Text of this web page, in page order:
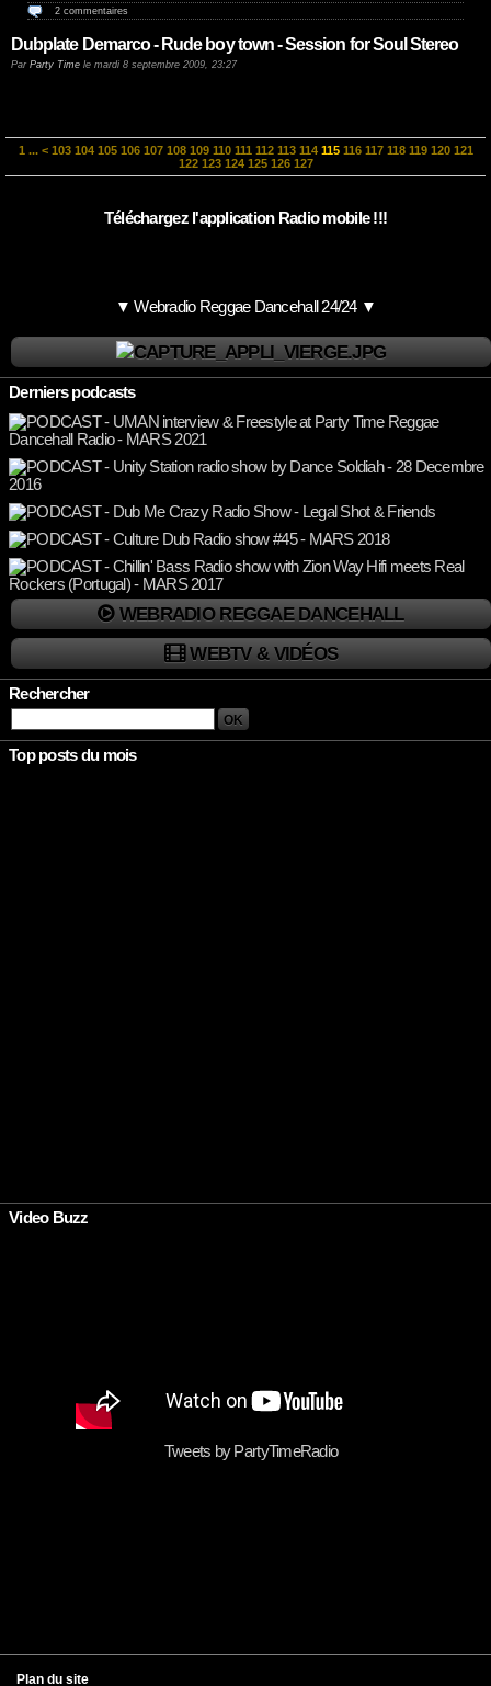
2 commentaires
Dubplate Demarco - Rude boy town - Session for Soul Stereo
Par Party Time le mardi 8 septembre 2009, 23:27
1 ... < 103 104 105 106 107 108 109 110 111 112 113 114 115 116 117 118 119 120 121
122 123 124 125 126 127
Téléchargez l'application Radio mobile !!!
▼ Webradio Reggae Dancehall 24/24 ▼
Derniers podcasts
WEBRADIO REGGAE DANCEHALL
WEBTV & VIDÉOS
Rechercher
Top posts du mois
Video Buzz
Tweets by PartyTimeRadio
Plan du site